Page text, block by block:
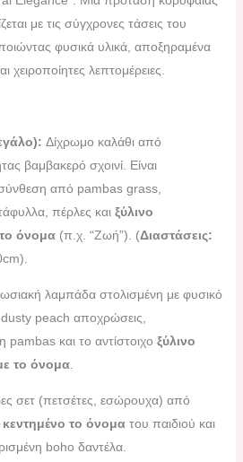
με τις σύγχρονες τάσεις του
φυσικά υλικά, αποξηραμένα
χειροποίητες λεπτομέρειες.
Δίχρωμο καλάθι από
βαμβακερό σχοινί. Είναι
από pambas grass,
πέρλες και ξύλινο
όνομα(π.χ. “Ζωή”). (Διαστάσεις:
λαμπάδα στολισμένη με φυσικό
peach αποχρώσεις,
και το αντίστοιχο ξύλινο
το όνομα.
σετ (πετσέτες, εσώρουχα) από
κεντημένο το όνοματου παιδιού και
boho δαντέλα.